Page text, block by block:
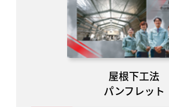
屋根下工法
パンフレット